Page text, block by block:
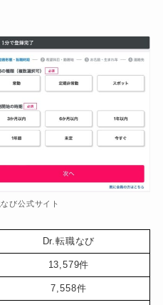
び公式サイト
Dr.転職なび
13,579件
7,558件